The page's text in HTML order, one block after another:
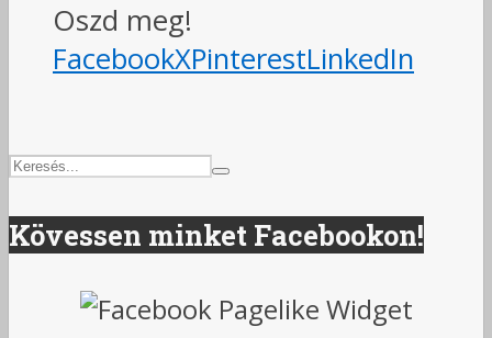
Oszd meg!
FacebookXPinterestLinkedIn
Kövessen minket Facebookon!